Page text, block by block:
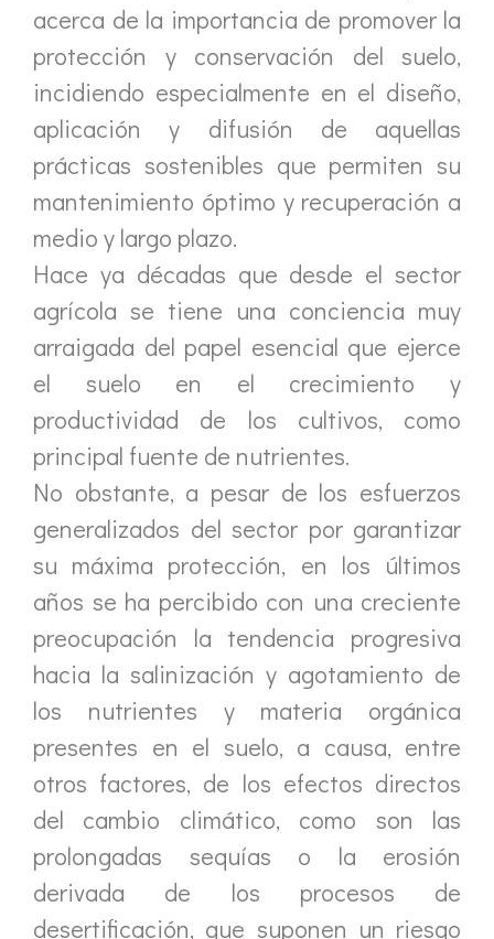
acerca de la importancia de promover la
protección y conservación del suelo,
incidiendo especialmente en el diseño,
aplicación y difusión de aquellas
prácticas sostenibles que permiten su
mantenimiento óptimo y recuperación a
medio y largo plazo.
Hace ya décadas que desde el sector
agrícola se tiene una conciencia muy
arraigada del papel esencial que ejerce
el suelo en el crecimiento y
productividad de los cultivos, como
principal fuente de nutrientes.
No obstante, a pesar de los esfuerzos
generalizados del sector por garantizar
su máxima protección, en los últimos
años se ha percibido con una creciente
preocupación la tendencia progresiva
hacia la salinización y agotamiento de
los nutrientes y materia orgánica
presentes en el suelo, a causa, entre
otros factores, de los efectos directos
del cambio climático, como son las
prolongadas sequías o la erosión
derivada de los procesos de
desertificación, que suponen un riesgo